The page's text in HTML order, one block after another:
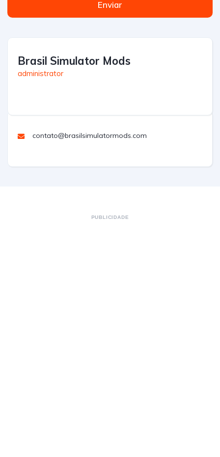
Enviar
Brasil Simulator Mods
administrator
contato@brasilsimulatormods.com
PUBLICIDADE